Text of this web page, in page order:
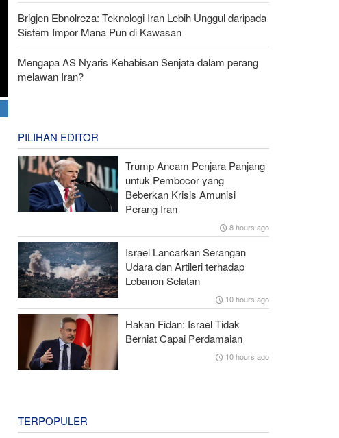
Brigjen Ebnolreza: Teknologi Iran Lebih Unggul daripada
Sistem Impor Mana Pun di Kawasan
Mengapa AS Nyaris Kehabisan Senjata dalam perang
melawan Iran?
PILIHAN EDITOR
Trump Ancam Penjara Panjang
untuk Pembocor yang
Beberkan Krisis Amunisi
Perang Iran
8 hours ago
Israel Lancarkan Serangan
Udara dan Artileri terhadap
Lebanon Selatan
10 hours ago
Hakan Fidan: Israel Tidak
Berniat Capai Perdamaian
10 hours ago
TERPOPULER